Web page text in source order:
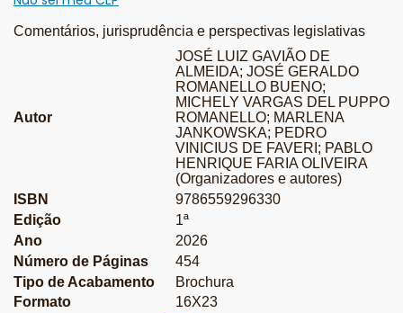
Comentários, jurisprudência e perspectivas legislativas
Autor
JOSÉ LUIZ GAVIÃO DE
ALMEIDA; JOSÉ GERALDO
ROMANELLO BUENO;
MICHELY VARGAS DEL PUPPO
ROMANELLO; MARLENA
JANKOWSKA; PEDRO
VINICIUS DE FAVERI; PABLO
HENRIQUE FARIA OLIVEIRA
(Organizadores e autores)
ISBN
9786559296330
Edição
1ª
Ano
2026
Número de Páginas
454
Tipo de Acabamento
Brochura
Formato
16X23